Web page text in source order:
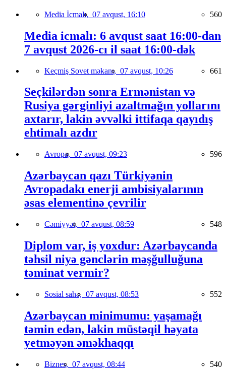
Media İcmalı, 07 avqust, 16:10 560
Media icmalı: 6 avqust saat 16:00-dan
7 avqust 2026-cı il saat 16:00-dək
Keçmiş Sovet məkanı, 07 avqust, 10:26 661
Seçkilərdən sonra Ermənistan və
Rusiya gərginliyi azaltmağın yollarını
axtarır, lakin əvvəlki ittifaqa qayıdış
ehtimalı azdır
Avropa, 07 avqust, 09:23 596
Azərbaycan qazı Türkiyənin
Avropadakı enerji ambisiyalarının
əsas elementinə çevrilir
Cəmiyyət, 07 avqust, 08:59 548
Diplom var, iş yoxdur: Azərbaycanda
təhsil niyə gənclərin məşğulluğuna
təminat vermir?
Sosial sahə, 07 avqust, 08:53 552
Azərbaycan minimumu: yaşamağı
təmin edən, lakin müstəqil həyata
yetməyən əməkhaqqı
Biznes, 07 avqust, 08:44 540